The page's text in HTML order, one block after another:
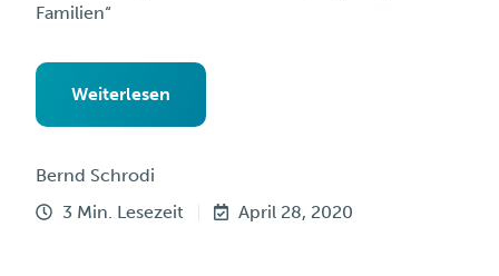
Familien“
Weiterlesen
Bernd Schrodi
3 Min. Lesezeit
April 28, 2020